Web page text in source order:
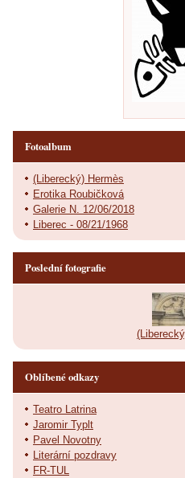
Fotoalbum
(Liberecký) Hermès
Erotika Roubičková
Galerie N. 12/06/2018
Liberec - 08/21/1968
Poslední fotografie
Oblíbené odkazy
Teatro Latrina
Jaromir Typlt
Pavel Novotny
Literární pozdravy
FR-TUL